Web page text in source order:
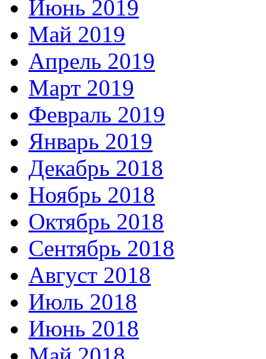
Июнь 2019
Май 2019
Апрель 2019
Март 2019
Февраль 2019
Январь 2019
Декабрь 2018
Ноябрь 2018
Октябрь 2018
Сентябрь 2018
Август 2018
Июль 2018
Июнь 2018